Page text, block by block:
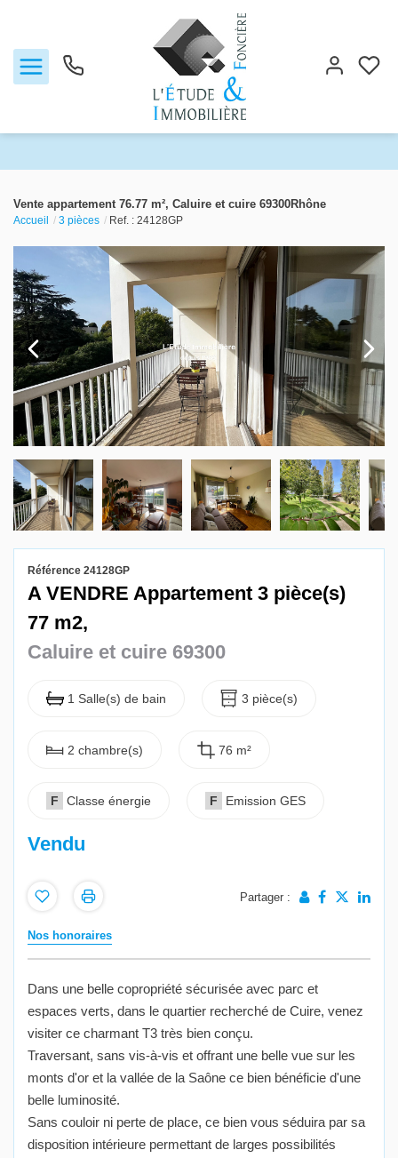
Biens vendus
Locations
Estimation
Gestion locative
Vente appartement 76.77 m², Caluire et cuire 69300Rhône
Accueil 3 pièces Ref. : 24128GP
Référence 24128GP
A VENDRE Appartement 3 pièce(s)
77 m2,
Caluire et cuire 69300
1 Salle(s) de bain 3 pièce(s)
2 chambre(s) 76 m²
F Classe énergie F Emission GES
Vendu
Partager :
Nos honoraires
Dans une belle copropriété sécurisée avec parc et
espaces verts, dans le quartier recherché de Cuire, venez
visiter ce charmant T3 très bien conçu.
Traversant, sans vis-à-vis et offrant une belle vue sur les
monts d'or et la vallée de la Saône ce bien bénéficie d'une
belle luminosité.
Sans couloir ni perte de place, ce bien vous séduira par sa
disposition intérieure permettant de larges possibilités